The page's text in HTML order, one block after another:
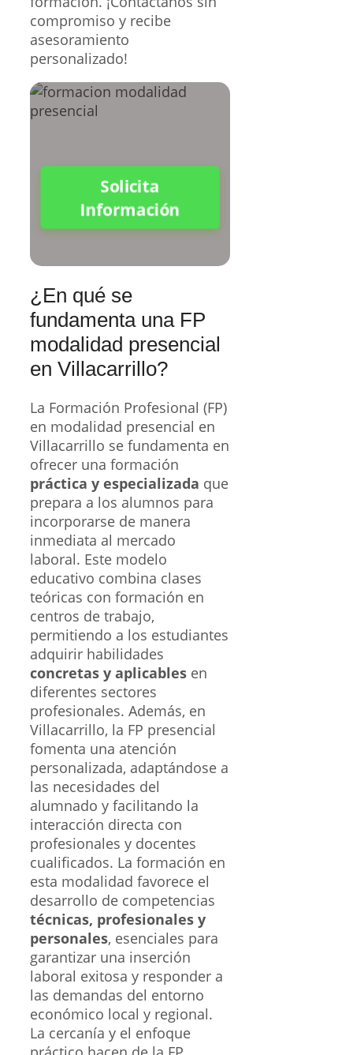
compromiso y recibe
asesoramiento
personalizado!
Solicita
Información
¿En qué se
fundamenta una FP
modalidad presencial
en Villacarrillo?
La Formación Profesional (FP)
en modalidad presencial en
Villacarrillo se fundamenta en
ofrecer una formación
práctica y especializada que
prepara a los alumnos para
incorporarse de manera
inmediata al mercado
laboral. Este modelo
educativo combina clases
teóricas con formación en
centros de trabajo,
permitiendo a los estudiantes
adquirir habilidades
concretas y aplicables en
diferentes sectores
profesionales. Además, en
Villacarrillo, la FP presencial
fomenta una atención
personalizada, adaptándose a
las necesidades del
alumnado y facilitando la
interacción directa con
profesionales y docentes
cualificados. La formación en
esta modalidad favorece el
desarrollo de competencias
técnicas, profesionales y
personales, esenciales para
garantizar una inserción
laboral exitosa y responder a
las demandas del entorno
económico local y regional.
La cercanía y el enfoque